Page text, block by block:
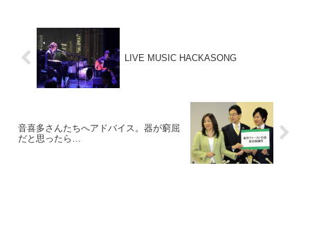
LIVE MUSIC HACKASONG
音喜多さんたちへアドバイス。器が窮屈
だと思ったら…